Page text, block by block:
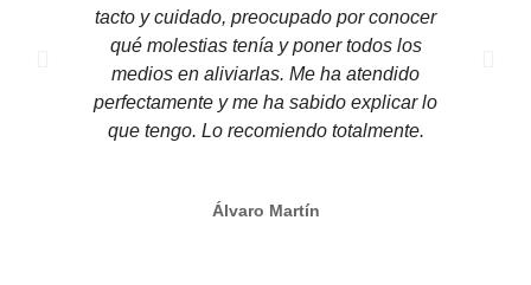
tacto y cuidado, preocupado por conocer
qué molestias tenía y poner todos los
medios en aliviarlas. Me ha atendido
perfectamente y me ha sabido explicar lo
que tengo. Lo recomiendo totalmente.
Álvaro Martín